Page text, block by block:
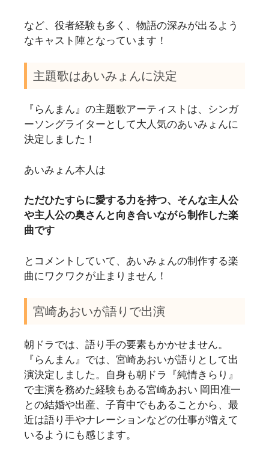
など、役者経験も多く、物語の深みが出るよう
なキャスト陣となっています！
主題歌はあいみょんに決定
『らんまん』の主題歌アーティストは、シンガ
ーソングライターとして大人気のあいみょんに
決定しました！
あいみょん本人は
ただひたすらに愛する力を持つ、そんな主人公
や主人公の奥さんと向き合いながら制作した楽
曲です
とコメントしていて、あいみょんの制作する楽
曲にワクワクが止まりません！
宮崎あおいが語りで出演
朝ドラでは、語り手の要素もかかせません。
『らんまん』では、宮崎あおいが語りとして出
演決定しました。自身も朝ドラ『純情きらり』
で主演を務めた経験もある宮崎あおい 岡田准一
との結婚や出産、子育中でもあることから、最
近は語り手やナレーションなどの仕事が増えて
いるようにも感じます。